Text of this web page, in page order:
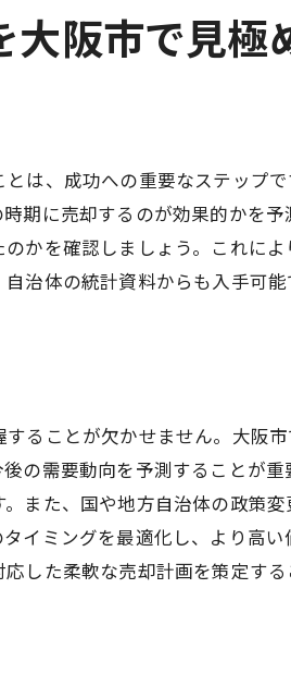
略におけるリスク管理
性を活かした売却のポイント
市内のエリア別売却戦略
の特性が売却に与える影響
大阪市で見極
は、成功への重要なステップ
期に売却するのが効果的かを
かを確認しましょう。これに
治体の統計資料からも入手可
ることが欠かせません。大阪
の需要動向を予測することが
また、国や地方自治体の政策
イミングを最適化し、より高
した柔軟な売却計画を策定する